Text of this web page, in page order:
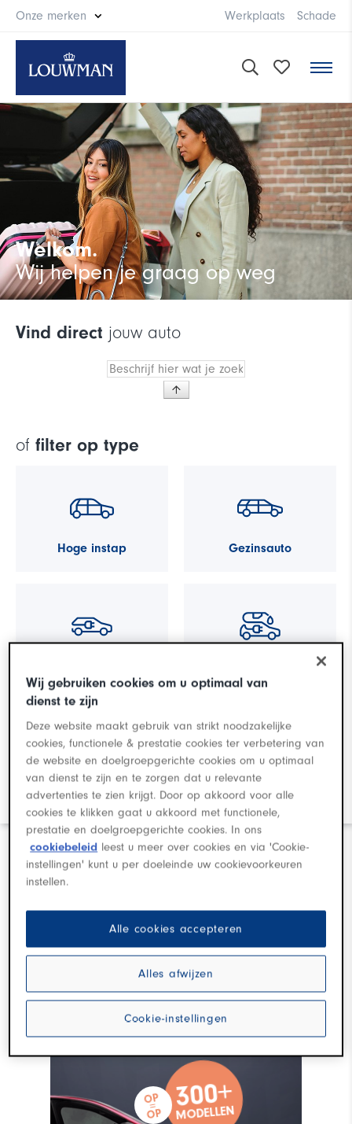
Onze merken Werkplaats Schade
Welkom.
Wij helpen je graag op weg
Vind direct jouw auto
of filter op type
Hoge instap Gezinsauto
Stadsauto Exclusief
300+
MODELLEN
=
OP
300+
MODELLEN
OP
=
OP
300+
MODELLEN
OP
=
OP
300+
MODELLEN
OP
OP
300+
MODELLEN
OP
=
OP
Wij gebruiken cookies om u optimaal van
dienst te zijn
Deze website maakt gebruik van strikt noodzakelijke
cookies, functionele & prestatie cookies ter verbetering van
de website en doelgroepgerichte cookies om u optimaal
van dienst te zijn en te zorgen dat u relevante
advertenties te zien krijgt. Door op akkoord voor alle
cookies te klikken gaat u akkoord met functionele,
prestatie en doelgroepgerichte cookies. In ons
cookiebeleid leest u meer over cookies en via 'Cookie-
instellingen' kunt u per doeleinde uw cookievoorkeuren
instellen.
Alles afwijzen
Alle cookies accepteren
Cookie-instellingen